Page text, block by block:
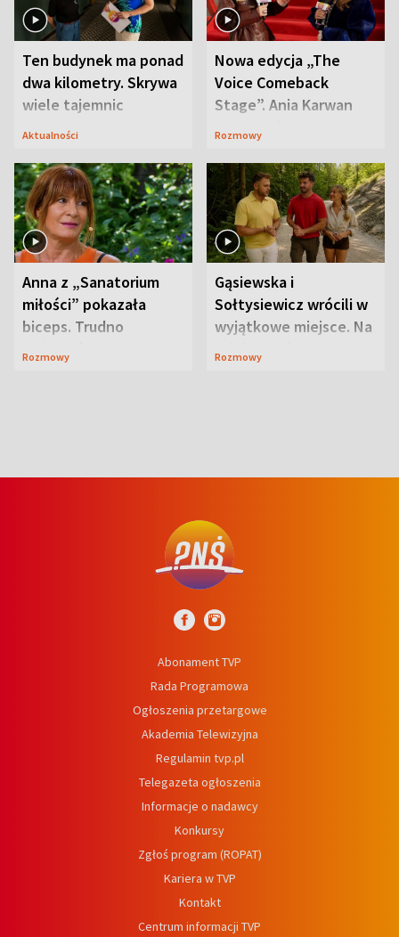
Ten budynek ma ponad
dwa kilometry. Skrywa
wiele tajemnic
Aktualności
Nowa edycja „The
Voice Comeback
Stage”. Ania Karwan
zapowiada
Rozmowy
Anna z „Sanatorium
miłości” pokazała
biceps. Trudno
uwierzyć, co przeszła
Rozmowy
Gąsiewska i
Sołtysiewicz wrócili w
wyjątkowe miejsce. Na
szlaku czekał
Rozmowy
Abonament TVP
Rada Programowa
Ogłoszenia przetargowe
Akademia Telewizyjna
Regulamin tvp.pl
Telegazeta ogłoszenia
Informacje o nadawcy
Konkursy
Zgłoś program (ROPAT)
Kariera w TVP
Kontakt
Centrum informacji TVP